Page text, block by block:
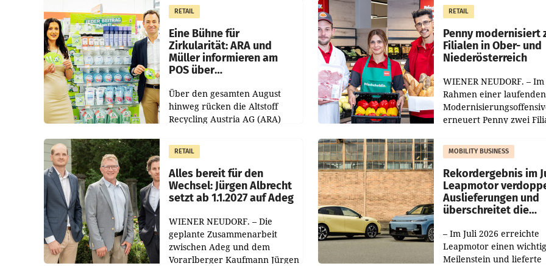
RETAIL
Eine Bühne für
Zirkularität: ARA und
Müller informieren am
POS über
Über den gesamten August
hinweg rücken die Altstoff
Recycling Austria AG (ARA)
Müller die Initiative „Kreislauf-
Helden“ in allen
österreichischen Müller-Filialen
RETAIL
Penny modernisiert
Filialen in Ober- und
Niederösterreich
WIENER NEUDORF. – Im
Rahmen einer laufenden
erneuert Penny zwei
Die beiden Standorte
Haag sowie im rund
RETAIL
Alles bereit für den
Wechsel: Jürgen Albrecht
setzt ab 1.1.2027 auf Adeg
WIENER NEUDORF. – Die
geplante Zusammenarbeit
zwischen Adeg und dem
Vorarlberger Kaufmann Jürgen
MOBILITY BUSINESS
Rekordergebnis im
Leapmotor
Auslieferungen und
überschreitet die
– Im Juli 2026 erreichte
Leapmotor einen
Meilenstein und lieferte